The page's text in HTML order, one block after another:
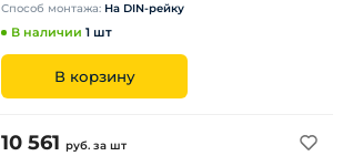
Способ монтажа: На DIN-рейку
В наличии 1 шт
В корзину
10 561 руб. за шт